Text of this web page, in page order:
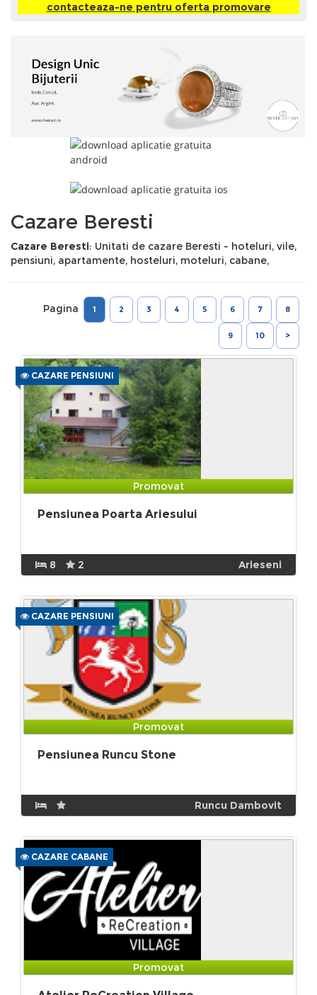
contacteaza-ne pentru oferta promovare
Cazare Beresti
Cazare Beresti: Unitati de cazare Beresti - hoteluri, vile,
pensiuni, apartamente, hosteluri, moteluri, cabane,
Pagina 1 2 3 4 5 6 7 8
9 10 >
CAZARE PENSIUNI
Promovat
Pensiunea Poarta Ariesului
8 2 Arieseni
CAZARE PENSIUNI
Promovat
Pensiunea Runcu Stone
Runcu Dambovit
CAZARE CABANE
Promovat